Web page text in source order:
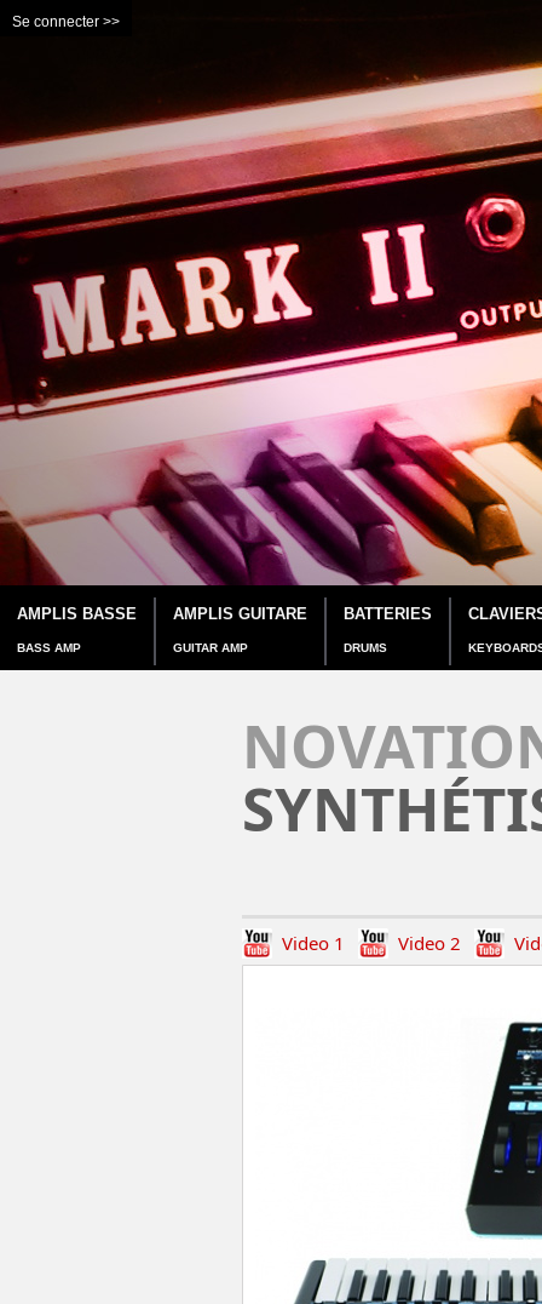
Se connecter >>
AMPLIS BASSE
BASS AMP
AMPLIS GUITARE
GUITAR AMP
BATTERIES
DRUMS
Video 1 Video 2